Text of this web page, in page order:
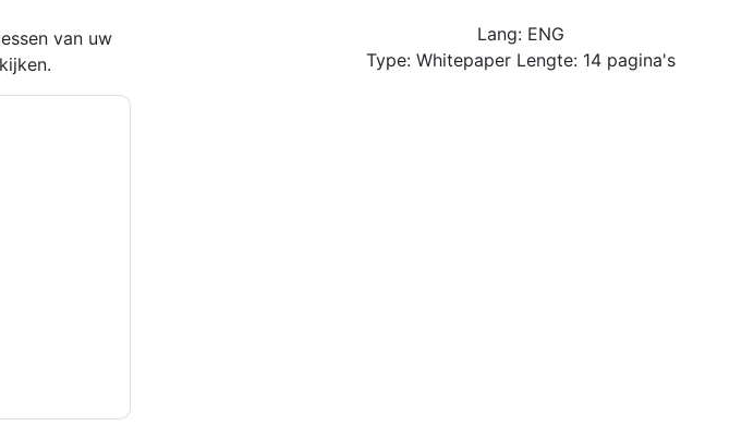
van uw
Lang: ENG
Type: Whitepaper Lengte: 14 pagina's